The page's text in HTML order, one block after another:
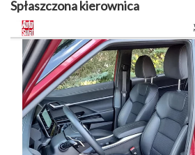
Spłaszczona kierownica